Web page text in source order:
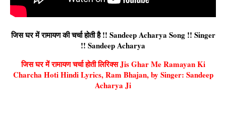
जिस घर में रामायण की चर्चा होती है !! Sandeep Acharya Song !! Singer
!! Sandeep Acharya
जिस घर में रामायण चर्चा होती लिरिक्स Jis Ghar Me Ramayan Ki
Charcha Hoti Hindi Lyrics, Ram Bhajan, by Singer: Sandeep
Acharya Ji